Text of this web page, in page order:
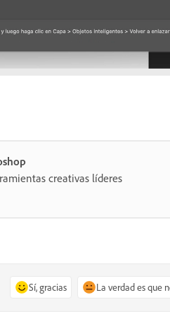
creativas líderes
Sí, gracias La verdad es que